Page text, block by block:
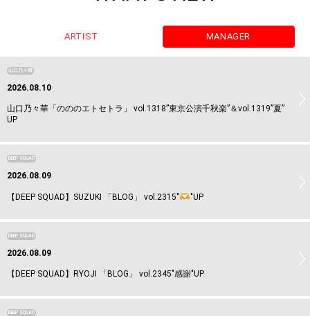
ARTIST MANAGER
山口乃々華
2026.08.10
山口乃々華「のののエトセトラ」 vol.1318”東京公演千秋楽”＆vol.1319”夏”
UP
DEEP SQUAD
2026.08.09
【DEEP SQUAD】SUZUKI 「BLOG」 vol.2315" "UP
DEEP SQUAD
2026.08.09
【DEEP SQUAD】RYOJI 「BLOG」 vol.2345"感謝"UP
DEEP SQUAD